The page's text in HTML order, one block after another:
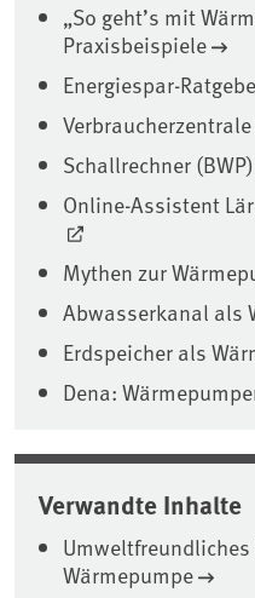
„So geht’s mit
Praxisbeispiele
Energiespar-
Verbraucherzentrale
Schallrechner (BWP)
Online-Assistent
Mythen zur
Abwasserkanal als
Erdspeicher als
Dena:
Verwandte Inhalte
Wärmepumpe